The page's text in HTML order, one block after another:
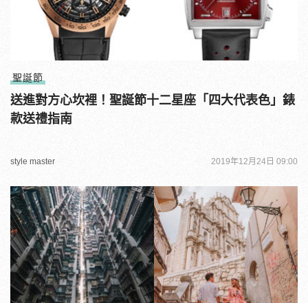
聖誕節
送進對方心坎裡！聖誕節十二星座「四大代表色」錶
款送禮指南
style master 2019年12月24日 09:00